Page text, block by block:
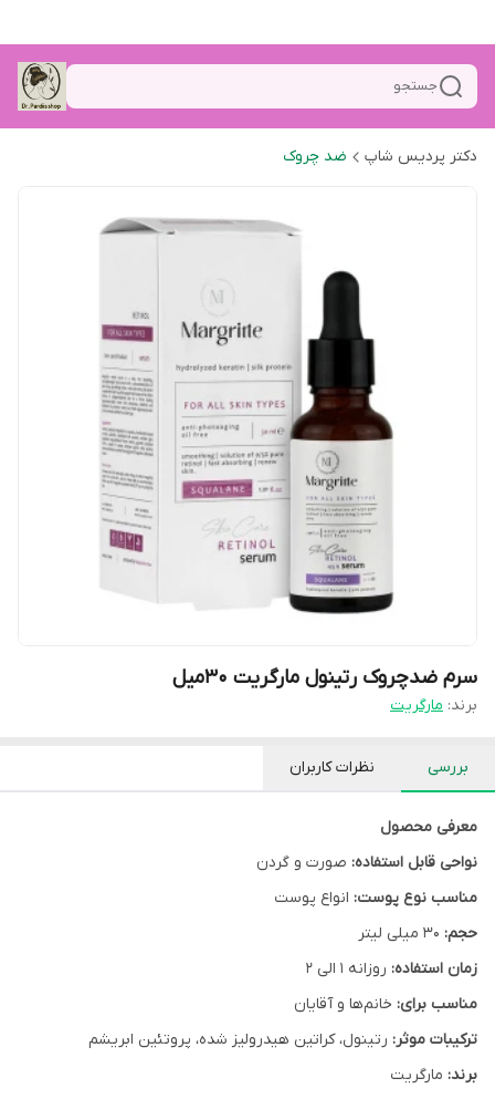
جستجو
دکتر پردیس شاپ ضد چروک
سرم ضدچروک رتینول مارگریت 30میل
برند: مارگریت
بررسی نظرات کاربران
معرفی محصول
نواحی قابل استفاده: صورت و گردن
مناسب نوع پوست: انواع پوست
حجم:
زمان استفاده: روزانه 1 الی 2
مناسب برای: خانم‌ها و آقایان
ترکیبات موثر: رتینول، کراتین هیدرولیز شده، پروتئین ابریشم
برند: مارگریت